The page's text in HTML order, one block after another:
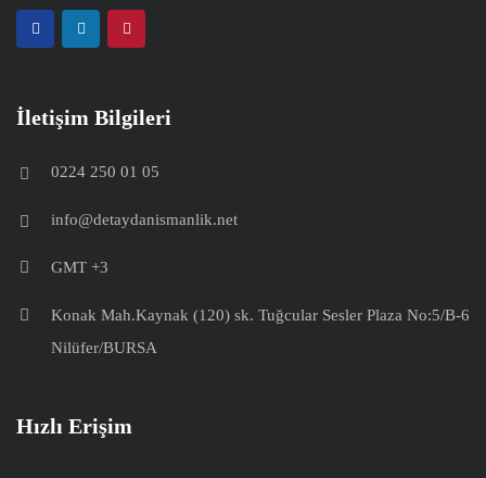
İletişim Bilgileri
0224 250 01 05
info@detaydanismanlik.net
GMT +3
Konak Mah.Kaynak (120) sk. Tuğcular Sesler Plaza No:5/B-6
Nilüfer/BURSA
Hızlı Erişim